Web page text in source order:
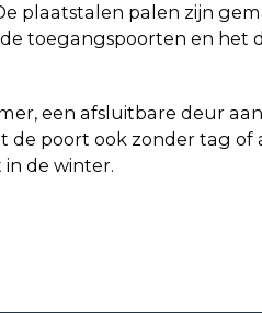
plaatstalen palen zijn
toegangspoorten en
een afsluitbare deur
de poort ook zonder tag
in de winter.